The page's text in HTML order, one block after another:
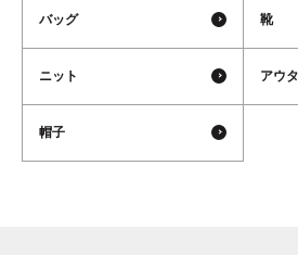
バッグ 靴
ニット アウ
帽子